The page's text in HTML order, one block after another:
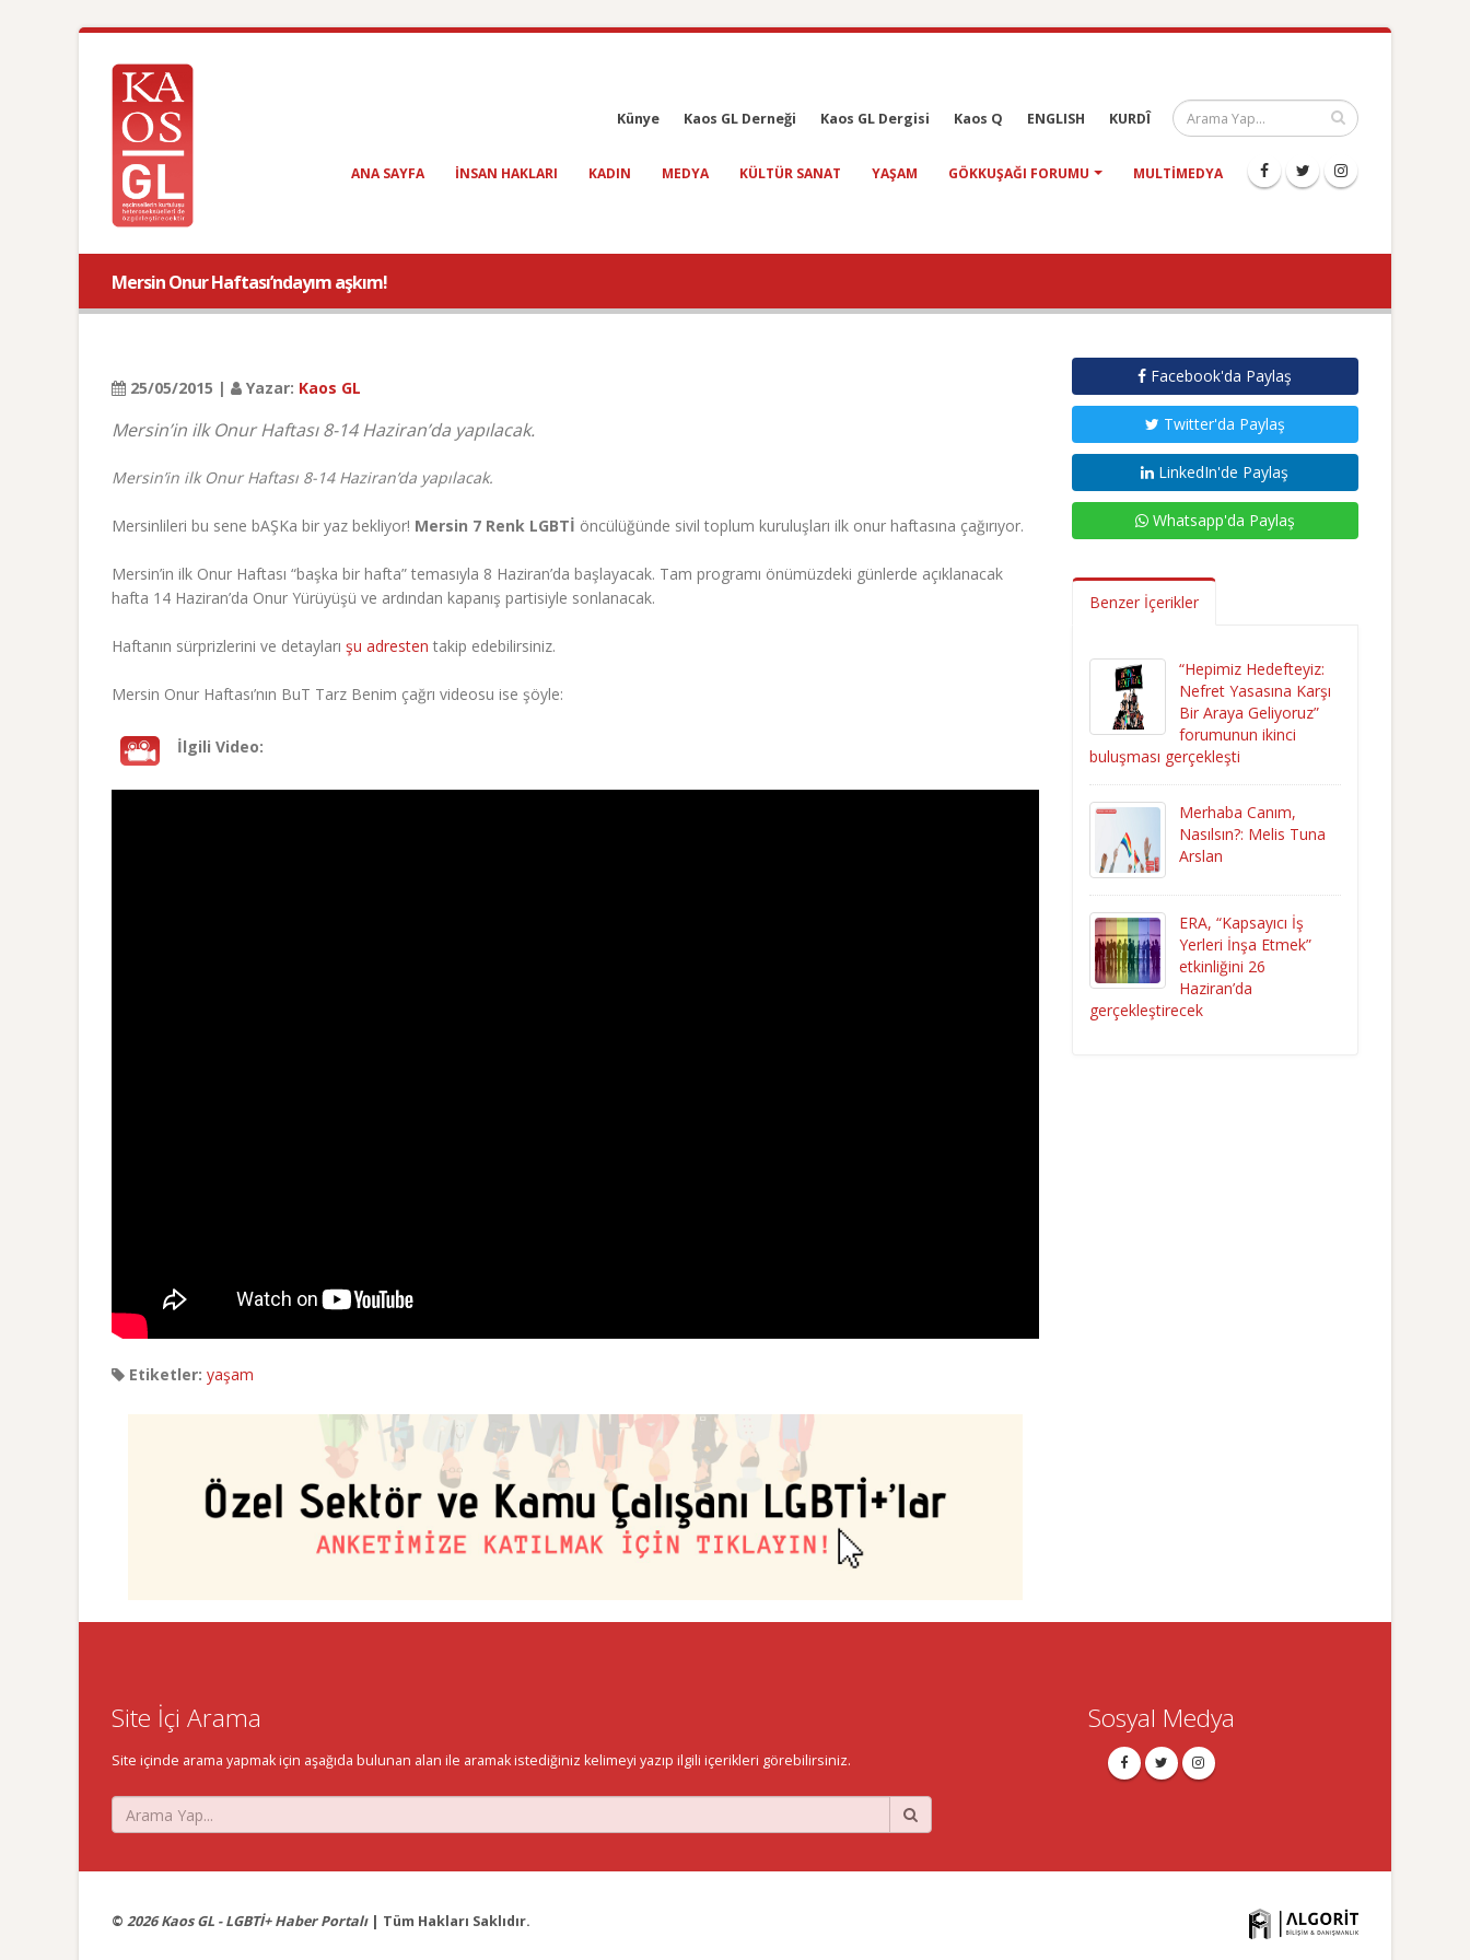
Künye Kaos GL Derneği Kaos GL Dergisi Kaos Q ENGLISH KURDÎ
ANA SAYFA INSAN HAKLARI KADIN MEDYA KÜLTÜR SANAT YAŞAM GÖKKUŞAĞI FORUMU MULTIMEDYA
Mersin Onur Haftası’ndayım aşkım!
25/05/2015 | Yazar: Kaos GL
Mersin’in ilk Onur Haftası 8-14 Haziran’da yapılacak.
Mersin’in ilk Onur Haftası 8-14 Haziran’da yapılacak.
Mersinlileri bu sene bAŞKa bir yaz bekliyor! Mersin 7 Renk LGBTİ öncülüğünde sivil toplum kuruluşları ilk onur haftasına çağırıyor.
Mersin’in ilk Onur Haftası “başka bir hafta” temasıyla 8 Haziran’da başlayacak. Tam programı önümüzdeki günlerde açıklanacak
hafta 14 Haziran’da Onur Yürüyüşü ve ardından kapanış partisiyle sonlanacak.
Haftanın sürprizlerini ve detayları şu adresten takip edebilirsiniz.
Mersin Onur Haftası’nın BuT Tarz Benim çağrı videosu ise şöyle:
İlgili Video:
Etiketler: yaşam
Facebook'da Paylaş
Twitter'da Paylaş
LinkedIn'de Paylaş
Whatsapp'da Paylaş
Benzer İçerikler
“Hepimiz Hedefteyiz:
Nefret Yasasına Karşı
Bir Araya Geliyoruz”
forumunun ikinci
buluşması gerçekleşti
Merhaba Canım,
Nasılsın?: Melis Tuna
Arslan
ERA, “Kapsayıcı İş
Yerleri İnşa Etmek”
etkinliğini 26
Haziran’da
gerçekleştirecek
Site İçi Arama
Site içinde arama yapmak için aşağıda bulunan alan ile aramak istediğiniz kelimeyi yazıp ilgili içerikleri görebilirsiniz.
Sosyal Medya
© 2026 Kaos GL - LGBTİ+ Haber Portalı| Tüm Hakları Saklıdır.